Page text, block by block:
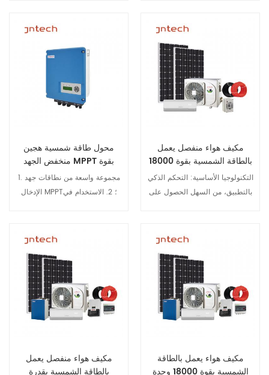
3. وظائف الاتصال RS485 وGPRS،
والإيقاف من خلال الهاتف المحمول
عرض التفاصيل
3. وظائف الاتصال RS485 وGPRS،
والإيقاف من خلال الهاتف المحمول
عرض التفاصيل
محول طاقة شمسية هجين
منخفض الجهد MPPT بقوة
550 واط مع RS485
1. مجموعة واسعة من نطاقات جهد
الإدخال MPPT؛ 2. الاستخدام في
3. وظائف الاتصال RS485 وGPRS،
والإيقاف من خلال الهاتف المحمول
عرض التفاصيل
مكيف هواء منفصل يعمل
بالطاقة الشمسية بقوة 18000
وحدة حرارية بريطانية مع ألواح
التكنولوجيا الأساسية: التحكم الذكي
بالتطبيق، من السهل الحصول على
تركيب الطاقة الشمسية تصميم
محرك التيار المستمر بدون فرشاة
عرض التفاصيل
مكيف هواء منفصل يعمل
بالطاقة الشمسية بقدرة
مكيف هواء يعمل بالطاقة
الشمسية بقوة 18000 وحدة